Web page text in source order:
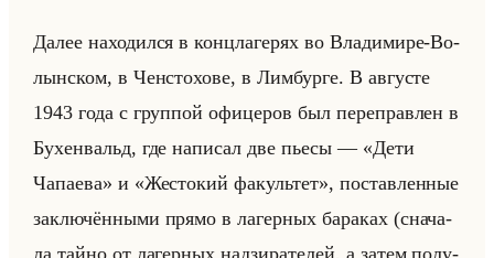
Далее на­хо­дил­ся в конц­ла­ге­рях во Вла­ди­ми­ре-Во­
лын­ском, в Чен­сто­хо­ве, в Лим­бур­ге. В ав­гу­сте
1943 года с груп­пой офи­це­ров был пе­ре­прав­лен в
Бу­хен­вальд, где на­пи­сал две пьесы — «Дети
Чапаева» и «Жестокий факультет», по­став­лен­ные
за­клю­чён­ны­ми прямо в ла­гер­ных ба­ра­ках (сна­ча­
ла тайно от ла­гер­ных над­зи­ра­те­лей, а затем по­лу­